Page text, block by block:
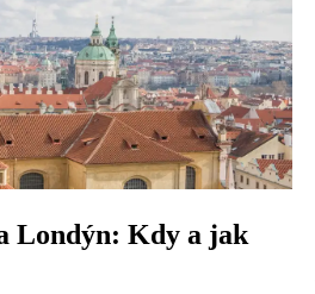
Londýn: Kdy a jak